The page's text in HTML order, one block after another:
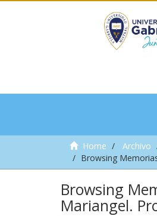
Home Archivo
Browsing
Browsing
Mariangel.